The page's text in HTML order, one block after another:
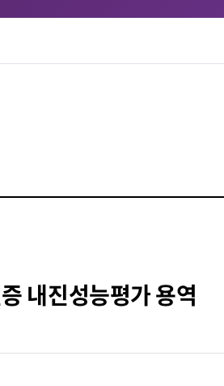
내진성능평가 용역